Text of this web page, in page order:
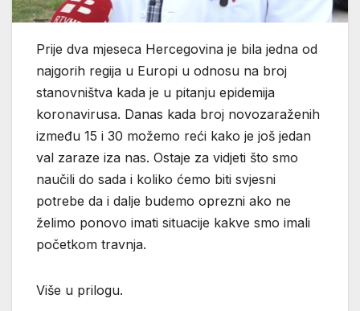
Prije dva mjeseca Hercegovina je bila jedna od
najgorih regija u Europi u odnosu na broj
stanovništva kada je u pitanju epidemija
koronavirusa. Danas kada broj novozaraženih
između 15 i 30 možemo reći kako je još jedan
val zaraze iza nas. Ostaje za vidjeti što smo
naučili do sada i koliko ćemo biti svjesni
potrebe da i dalje budemo oprezni ako ne
želimo ponovo imati situacije kakve smo imali
početkom travnja.
Više u prilogu.